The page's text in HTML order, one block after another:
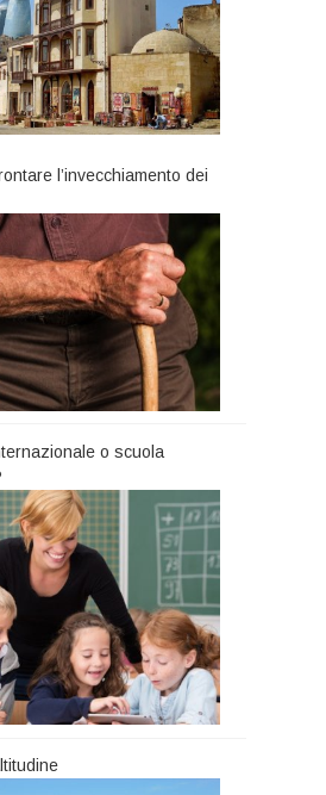
l’invecchiamento dei
o scuola